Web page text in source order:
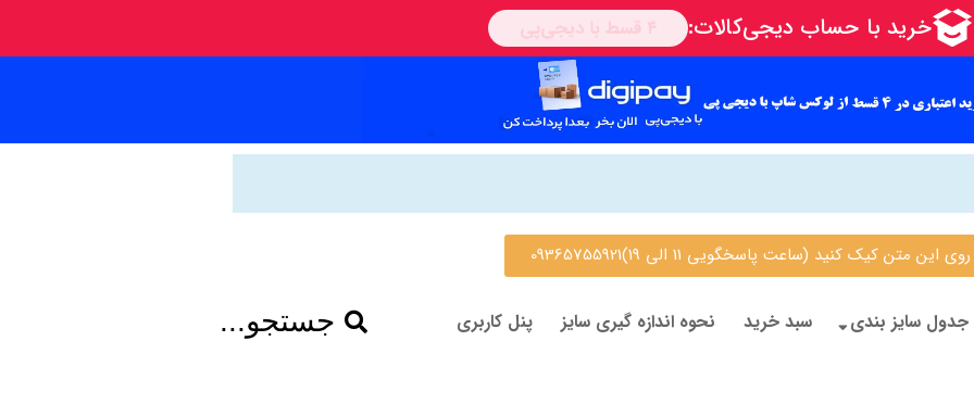
کیک کنید (ساعت پاسخگویی 11 الی 19)09365755921
جدول سایز بندی سبد خرید نحوه اندازه گیری سایز پنل کاربری جستجو...